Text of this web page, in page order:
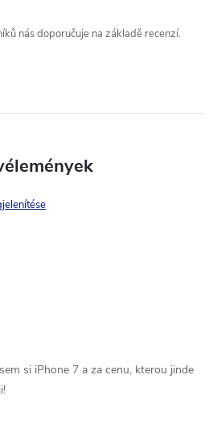
nás doporučuje na základě recenzí.
si iPhone 7 a za cenu, kterou jinde